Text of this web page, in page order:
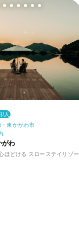
/人
東かがわ市
がわ
ほどける スローステイリゾー